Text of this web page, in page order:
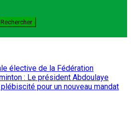
élective de la Fédération
: Le président Abdoulaye
pour un nouveau mandat